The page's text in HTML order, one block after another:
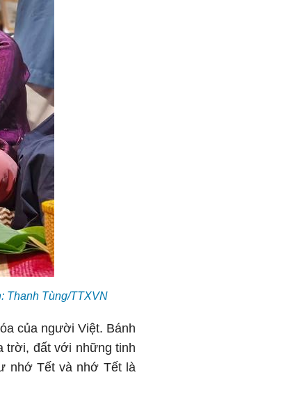
Thanh Tùng/TTXVN
của người Việt. Bánh
trời, đất với những tinh
nhớ Tết và nhớ Tết là